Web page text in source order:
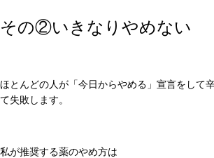
その②いきなりやめない
ほとんどの人が「今日からやめる」宣言をして
て失敗します。
私が推奨する薬のやめ方は